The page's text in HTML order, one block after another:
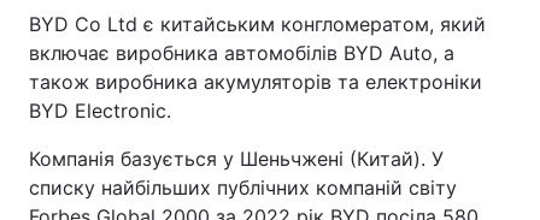
BYD Co Ltd є китайським конгломератом, який
включає виробника автомобілів BYD Auto, а
також виробника акумуляторів та електроніки
BYD Electronic.
Компанія базується у Шеньчжені (Китай). У
списку найбільших публічних компаній світу